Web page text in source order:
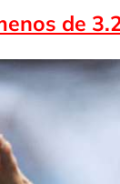
de